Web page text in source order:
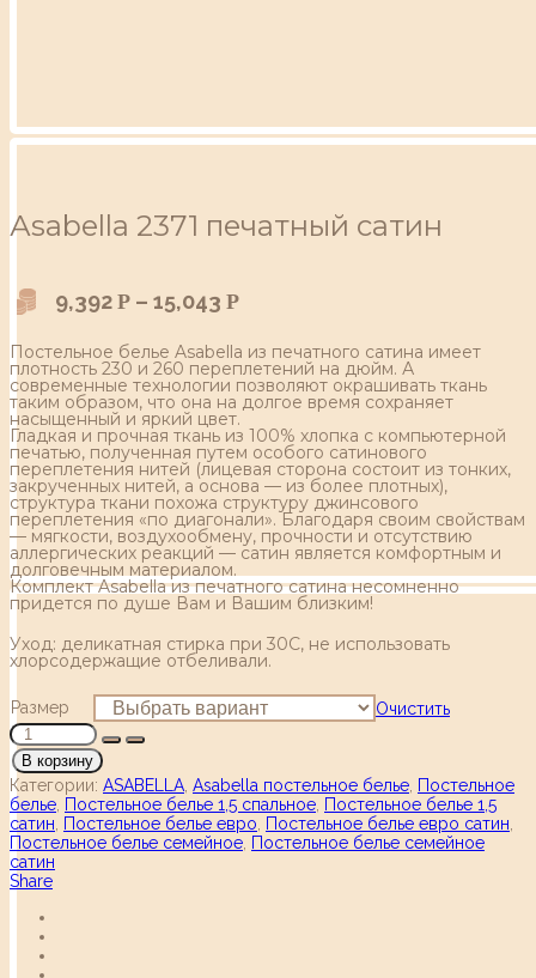
Аsabella 2371 печатный сатин
9,392 Р – 15,043 Р
Постельное белье Asabella из печатного сатина имеет
плотность 230 и 260 переплетений на дюйм. А
современные технологии позволяют окрашивать ткань
таким образом, что она на долгое время сохраняет
насыщенный и яркий цвет.
Гладкая и прочная ткань из 100% хлопка с компьютерной
печатью, полученная путем особого сатинового
переплетения нитей (лицевая сторона состоит из тонких,
закрученных нитей, а основа — из более плотных),
структура ткани похожа структуру джинсового
переплетения «по диагонали». Благодаря своим свойствам
— мягкости, воздухообмену, прочности и отсутствию
аллергических реакций — сатин является комфортным и
долговечным материалом.
Комплект Asabella из печатного сатина несомненно
придется по душе Вам и Вашим близким!
Уход: деликатная стирка при 30С, не использовать
хлорсодержащие отбеливали.
Размер Очистить
В корзину
Категории: ASABELLA Asabella постельное белье Постельное
белье Постельное белье 1,5 спальное Постельное белье 1,5
сатин
Постельное белье евро Постельное белье евро сатин
Постельное белье семейное Постельное белье семейное
сатин
Share